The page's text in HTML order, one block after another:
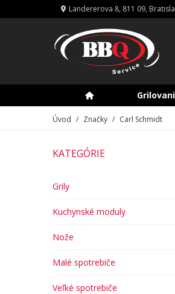
Landererova 8, 811 09,
Úvod / Značky / Carl Schmidt
KATEGÓRIE
Grily
Kuchynské moduly
Nože
Malé spotrebiče
Veľké spotrebiče